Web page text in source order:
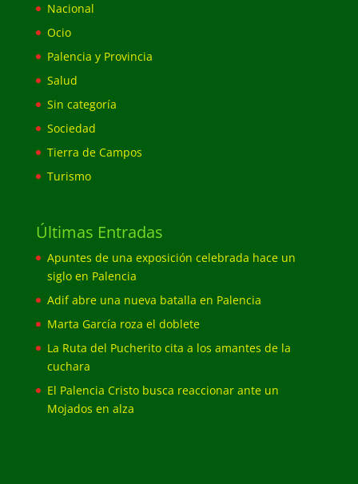
Nacional
Ocio
Palencia y Provincia
Salud
Sin categoría
Sociedad
Tierra de Campos
Turismo
Últimas Entradas
Apuntes de una exposición celebrada hace un
siglo en Palencia
Adif abre una nueva batalla en Palencia
Marta García roza el doblete
La Ruta del Pucherito cita a los amantes de la
cuchara
El Palencia Cristo busca reaccionar ante un
Mojados en alza